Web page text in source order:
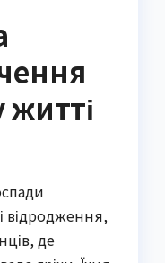
житті
відродження,
де